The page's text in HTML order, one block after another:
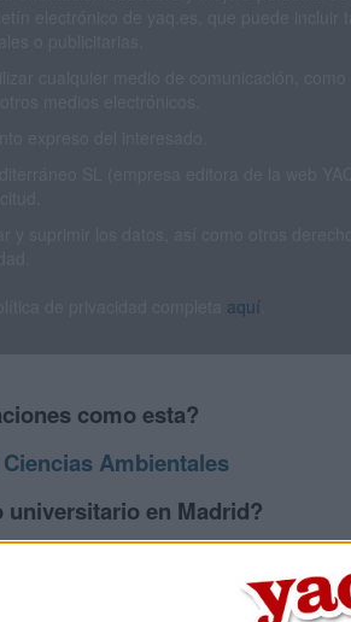
aquí
como esta?
Ambientales
en Madrid?
colegios mayores en Madrid